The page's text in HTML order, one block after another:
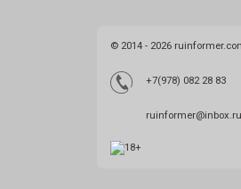
© 2014 - 2026
+7(978) 082 28 83
ruinformer@inbox.ru